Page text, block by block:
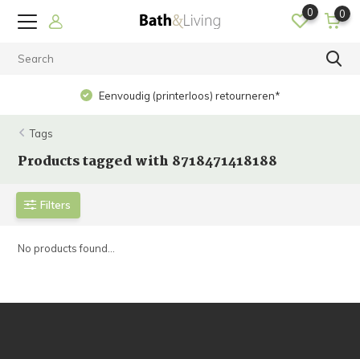
0 0
Eenvoudig (printerloos) retourneren*
Tags
Products tagged with 8718471418188
Filters
No products found...